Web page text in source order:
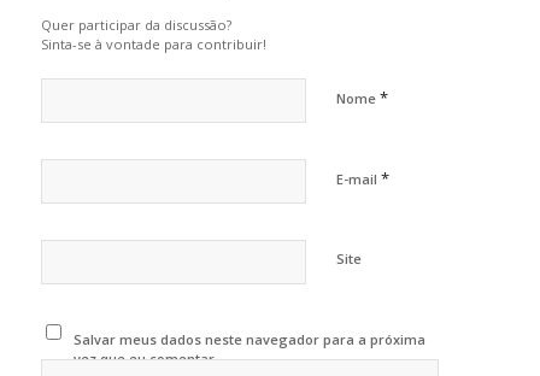
Quer participar da discussão?
Sinta-se à vontade para contribuir!
Nome *
E-mail *
Site
Salvar meus dados neste navegador para a próxima
vez que eu comentar.